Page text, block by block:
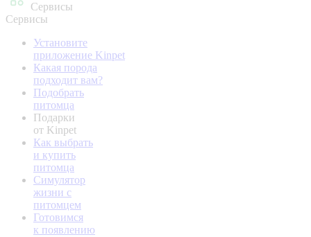
Сервисы
Сервисы
Установите
приложение Kinpet
Какая порода
подходит вам?
Подобрать
питомца
Подарки
от Kinpet
Как выбрать
и купить
питомца
Симулятор
жизни с
питомцем
Готовимся
к появлению